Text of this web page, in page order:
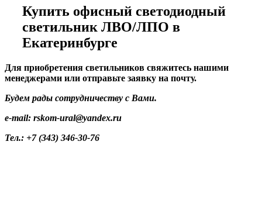
Купить офисный светодиодный
светильник ЛВО/ЛПО в
Екатеринбурге
Для приобретения светильников свяжитесь нашими
менеджерами или отправьте заявку на почту.
Будем рады сотрудничеству с Вами.
e-mail: rskom-ural@yandex.ru
Тел.: +7 (343) 346-30-76